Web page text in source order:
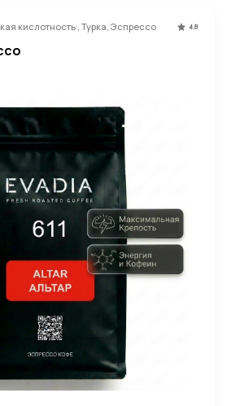
кислотность , Турка, Эспрессо 4.8